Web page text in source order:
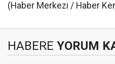
(Haber Merkezi / Haber
HABERE YORUM